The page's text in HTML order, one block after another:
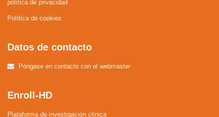
política de privacidad
Política de cookies
Datos de contacto
Póngase en contacto con el webmaster
Enroll-HD
Plataforma de investigación clínica